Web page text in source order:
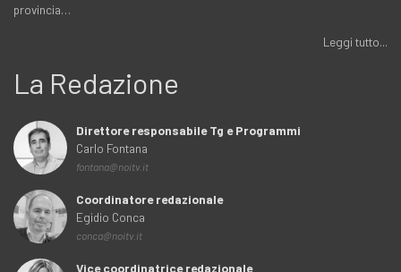
provincia…
Leggi tutto...
La Redazione
Direttore responsabile Tg e Programmi
Carlo Fontana
fontana@noitv.it
Coordinatore redazionale
Egidio Conca
conca@noitv.it
Vice coordinatrice redazionale